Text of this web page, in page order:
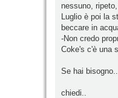
nessuno,
Luglio è poi la
beccare in
-Non credo
Coke's c'è una
Se hai bisogno...
chiedi..